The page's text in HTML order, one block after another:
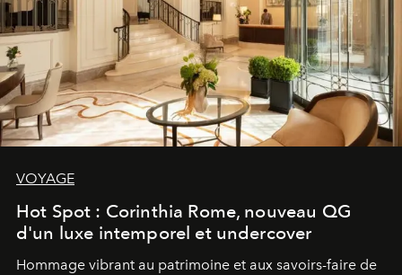
VOYAGE
Hot Spot : Corinthia Rome, nouveau QG
d'un luxe intemporel et undercover
Hommage vibrant au patrimoine et aux savoirs-faire de